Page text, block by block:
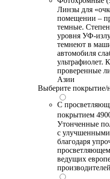
Линзы для
помещении –
темные.
уровня УФ-
темнеют в
автомобиля
ультрафиолет.
проверенные
Азии
Выберите покрытие/
С
покрытием
Утонченные
с улучшенными
благодаря
ведущих